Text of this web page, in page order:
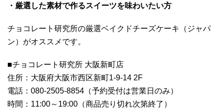
・厳選した素材で作るスイーツを味わいたい方
チョコレート研究所の厳選ベイクドチーズケーキ（ジャパ
ン）がオススメです。
■チョコレート研究所 大阪新町店
住所：大阪府大阪市西区新町1-9-14 2F
電話：080-2505-8854（予約受付は営業日のみ）
時間：11:00～19:00（商品売り切れ次第終了）